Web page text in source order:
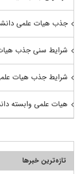
جذب هیات علمی
شرایط سنی جذب
شرایط جذب هیات
هیات علمی وابسته
تازه‌ترین خبرها